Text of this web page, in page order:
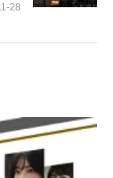
べで、じわじわと
す。
の動向です。彼
なのか、そしてこ
視聴者の皆さん
28